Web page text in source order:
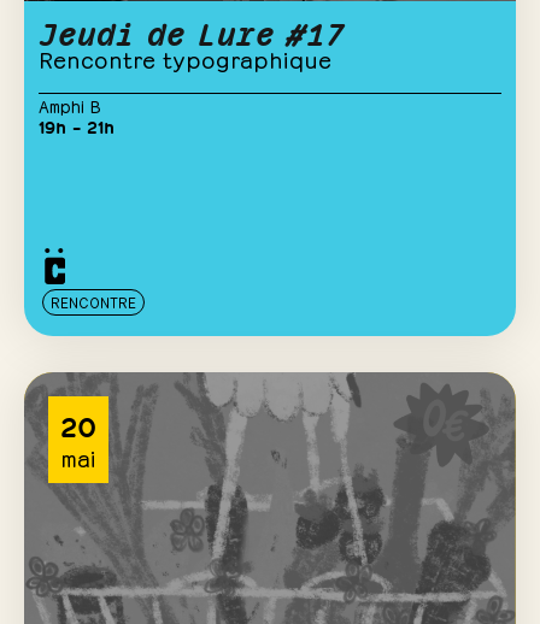
Jeudi de Lure #17
Rencontre typographique
Amphi B
19h – 21h
RENCONTRE
20
mai